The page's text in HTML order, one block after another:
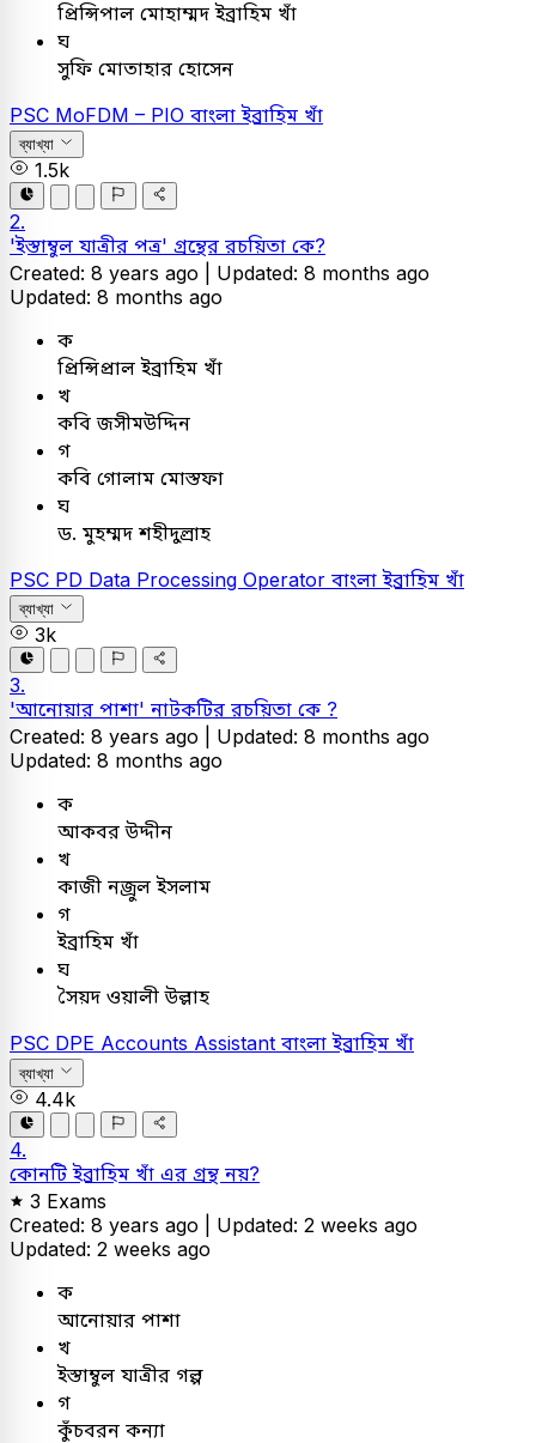
প্রিন্সিপাল মোহাম্মদ ইব্রাহিম খাঁ
ঘ
সুফি মোতাহার হোসেন
PSC MoFDM – PIO বাংলাইব্রাহিম খাঁ
ব্যাখ্যা
1.5k
2.
'ইস্তাম্বুল যাত্রীর পত্র' গ্রন্থের রচয়িতা কে?
Created: 8 years ago | Updated: 8 months ago
Updated: 8 months ago
ক
প্রিন্সিপ্রাল ইব্রাহিম খাঁ
খ
কবি জসীমউদ্দিন
গ
কবি গোলাম মোস্তফা
ঘ
ড. মুহম্মদ শহীদুল্রাহ
PSC PD Data Processing Operator বাংলাইব্রাহিম খাঁ
ব্যাখ্যা
3k
3.
'আনোয়ার পাশা' নাটকটির রচয়িতা কে ?
Created: 8 years ago | Updated: 8 months ago
Updated: 8 months ago
ক
আকবর উদ্দীন
খ
কাজী নজ্রুল ইসলাম
গ
ইব্রাহিম খাঁ
ঘ
সৈয়দ ওয়ালী উল্লাহ
PSC DPE Accounts Assistant বাংলাইব্রাহিম খাঁ
ব্যাখ্যা
4.4k
4.
কোনটি ইব্রাহিম খাঁ এর গ্রন্থ নয়?
3 Exams
Created: 8 years ago | Updated: 2 weeks ago
Updated: 2 weeks ago
ক
আনোয়ার পাশা
খ
ইস্তাম্বুল যাত্রীর গল্প
গ
কুঁচবরন কন্যা